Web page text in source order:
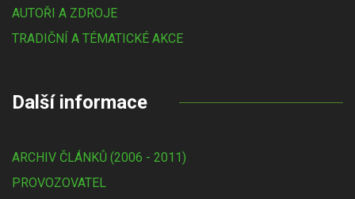
AUTOŘI A ZDROJE
TRADIČNÍ A TÉMATICKÉ AKCE
Další informace
ARCHIV ČLÁNKŮ (2006 - 2011)
PROVOZOVATEL